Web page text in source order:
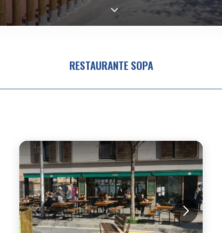
RESTAURANTE SOPA